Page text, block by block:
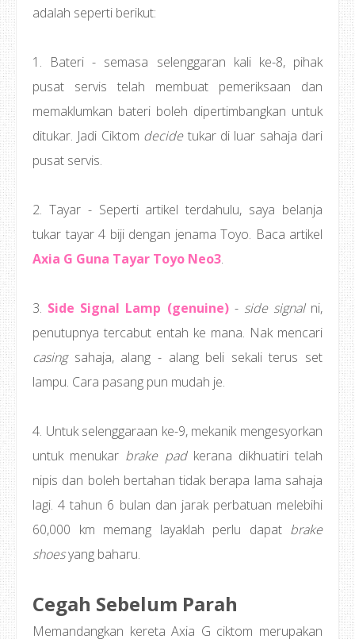
adalah seperti berikut:
1. Bateri - semasa selenggaran kali ke-8, pihak
pusat servis telah membuat pemeriksaan dan
memaklumkan bateri boleh dipertimbangkan untuk
ditukar. Jadi Ciktom decidetukar di luar sahaja dari
pusat servis.
2. Tayar - Seperti artikel terdahulu, saya belanja
tukar tayar 4 biji dengan jenama Toyo. Baca artikel
Axia G Guna Tayar Toyo Neo3.
3. Side Signal Lamp (genuine)- side signalni,
penutupnya tercabut entah ke mana. Nak mencari
casingsahaja, alang - alang beli sekali terus set
lampu. Cara pasang pun mudah je.
4. Untuk selenggaraan ke-9, mekanik mengesyorkan
untuk menukar brake padkerana dikhuatiri telah
nipis dan boleh bertahan tidak berapa lama sahaja
lagi. 4 tahun 6 bulan dan jarak perbatuan melebihi
60,000 km memang layaklah perlu dapat brake
shoesyang baharu.
Cegah Sebelum Parah
Memandangkan kereta Axia G ciktom merupakan